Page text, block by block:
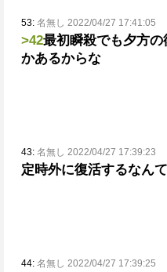
53: 名無し 2022/04/27 17:41:05
>42最初瞬殺でも夕方
かあるからな
43: 名無し 2022/04/27 17:39:23
定時外に復活するなん
44: 名無し 2022/04/27 17:39:25